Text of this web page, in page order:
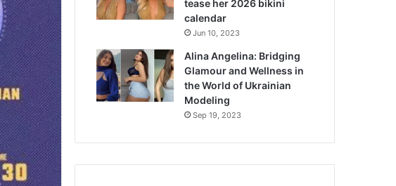
tease her 2026 bikini
calendar
Jun 10, 2023
Alina Angelina: Bridging
Glamour and Wellness in
the World of Ukrainian
Modeling
Sep 19, 2023